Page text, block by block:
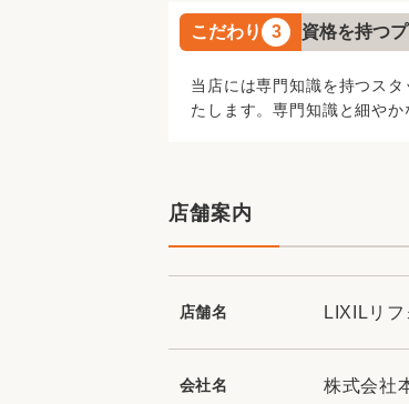
こだわり 3 資格を持つ
当店には専門知識を持つス
たします。専門知識と細や
店舗案内
店舗名 LIXILリ
会社名 株式会社